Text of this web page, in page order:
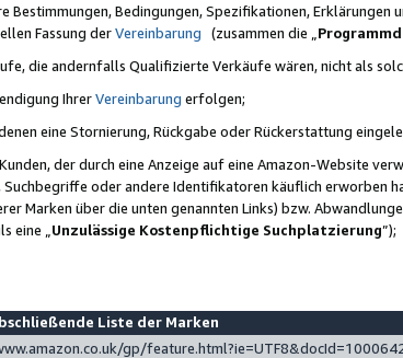
Bestimmungen, Bedingungen, Spezifikationen,
Fassung derVereinbarung (zusammen die „
die andernfalls Qualifizierte Verkäufe wären, nicht als
IhrerVereinbarung erfolgen;
eine Stornierung, Rückgabe oder Rückerstattung
der durch eine Anzeige auf eine Amazon-Website
oder andere Identifikatoren käuflich erworben
Marken über die unten genannten Links) bzw.
eine „ Unzulässige Kostenpflichtige Suchplatzierung”);
Liste der Marken
gp/